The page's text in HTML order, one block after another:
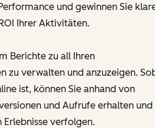
und gewinnen Sie
Ihrer Aktivitäten.
Berichte zu all Ihren
zu verwalten und anzuzeigen.
ist, können Sie anhand von
und Aufrufe erhalten und
verfolgen.